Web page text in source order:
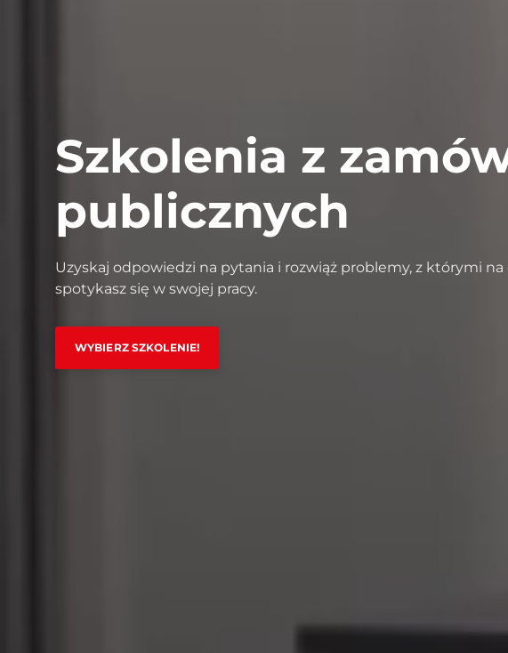
Szkolenia z
publicznych
Uzyskaj odpowiedzi na pytania i rozwiąż problemy, z którymi na
spotykasz się w swojej pracy.
WYBIERZ SZKOLENIE!